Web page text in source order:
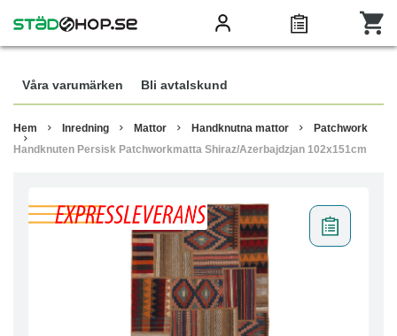
Våra varumärken Bli avtalskund
Hem Inredning Mattor Handknutna mattor
Patchwork
Handknuten Persisk Patchworkmatta Shiraz/Azerbajdzjan 102x151cm